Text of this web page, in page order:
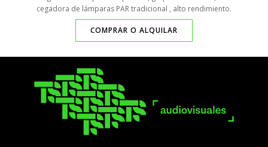
cegadora de lámparas PAR tradicional , alto rendimiento.
COMPRAR O ALQUILAR